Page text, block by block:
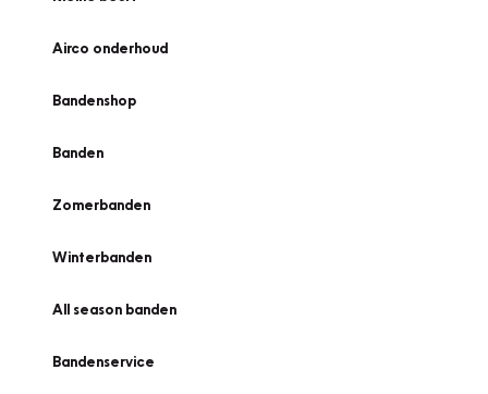
Airco onderhoud
Bandenshop
Banden
Zomerbanden
Winterbanden
All season banden
Bandenservice